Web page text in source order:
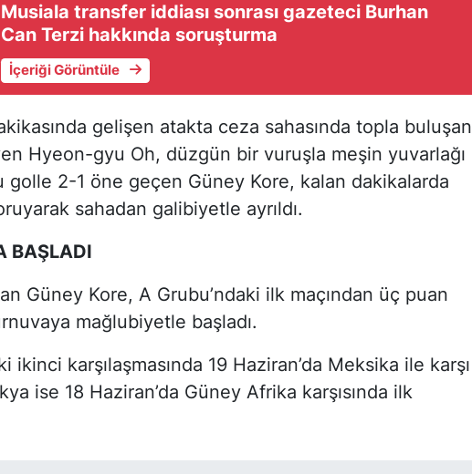
Musiala transfer iddiası sonrası gazeteci Burhan
Can Terzi hakkında soruşturma
İçeriği Görüntüle
gelişen atakta ceza sahasında topla buluşan
Hyeon-gyu Oh, düzgün bir vuruşla meşin yuvarlağı
2-1 öne geçen Güney Kore, kalan dakikalarda
sahadan galibiyetle ayrıldı.
BAŞLADI
Güney Kore, A Grubu’ndaki ilk maçından üç puan
mağlubiyetle başladı.
ikinci karşılaşmasında 19 Haziran’da Meksika ile karşı
ise 18 Haziran’da Güney Afrika karşısında ilk